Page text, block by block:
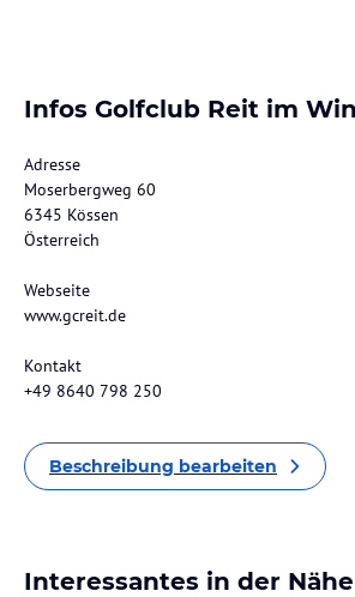
Infos Golfclub Reit im
Adresse
Moserbergweg 60
6345 Kössen
Österreich
Webseite
www.gcreit.de
Kontakt
+49 8640 798 250
Beschreibung bearbeiten
Interessantes in der Nähe